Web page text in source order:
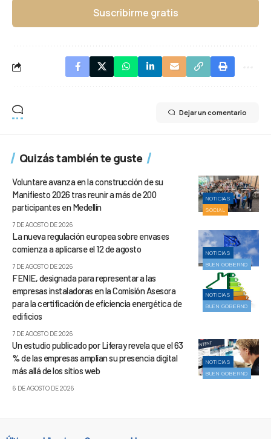
Suscribirme gratis
Dejar un comentario
Quizás también te guste
NOTICIAS
SOCIAL
Voluntare avanza en la construcción de su
Manifiesto 2026 tras reunir a más de 200
participantes en Medellín
7 DE AGOSTO DE 2026
NOTICIAS
BUEN GOBIERNO
La nueva regulación europea sobre envases
comienza a aplicarse el 12 de agosto
7 DE AGOSTO DE 2026
NOTICIAS
BUEN GOBIERNO
FENIE, designada para representar a las
empresas instaladoras en la Comisión Asesora
para la certificación de eficiencia energética de
edificios
7 DE AGOSTO DE 2026
NOTICIAS
BUEN GOBIERNO
Un estudio publicado por Liferay revela que el 63
% de las empresas amplían su presencia digital
más allá de los sitios web
6 DE AGOSTO DE 2026